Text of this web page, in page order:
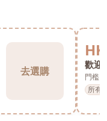
去選購
歡迎
門檻
所有